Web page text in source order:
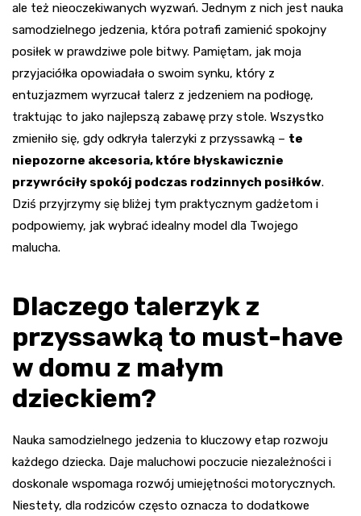
ale też nieoczekiwanych wyzwań. Jednym z nich jest nauka
samodzielnego jedzenia, która potrafi zamienić spokojny
posiłek w prawdziwe pole bitwy. Pamiętam, jak moja
przyjaciółka opowiadała o swoim synku, który z
entuzjazmem wyrzucał talerz z jedzeniem na podłogę,
traktując to jako najlepszą zabawę przy stole. Wszystko
zmieniło się, gdy odkryła talerzyki z przyssawką – te
niepozorne akcesoria, które błyskawicznie
przywróciły spokój podczas rodzinnych posiłków.
Dziś przyjrzymy się bliżej tym praktycznym gadżetom i
podpowiemy, jak wybrać idealny model dla Twojego
malucha.
Dlaczego talerzyk z
przyssawką to must-have
w domu z małym
dzieckiem?
Nauka samodzielnego jedzenia to kluczowy etap rozwoju
każdego dziecka. Daje maluchowi poczucie niezależności i
doskonale wspomaga rozwój umiejętności motorycznych.
Niestety, dla rodziców często oznacza to dodatkowe